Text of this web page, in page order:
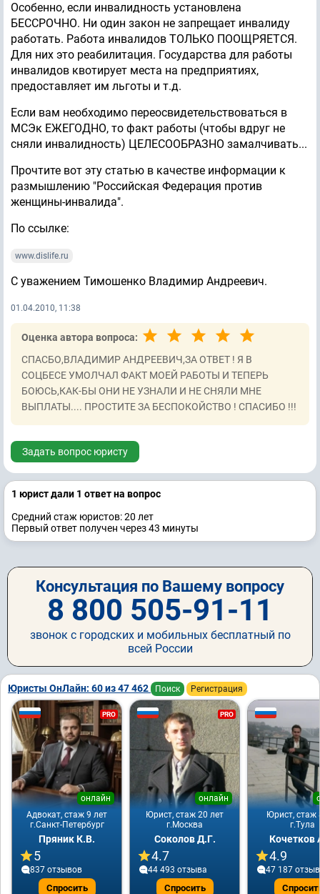
Особенно, если инвалидность установлена
БЕССРОЧНО. Ни один закон не запрещает инвалиду
работать. Работа инвалидов ТОЛЬКО ПООЩРЯЕТСЯ.
Для них это реабилитация. Государства для работы
инвалидов квотирует места на предприятиях,
предоставляет им льготы и т.д.
Если вам необходимо переосвидетельствоваться в
МСЭк ЕЖЕГОДНО, то факт работы (чтобы вдруг не
сняли инвалидность) ЦЕЛЕСООБРАЗНО замалчивать...
Прочтите вот эту статью в качестве информации к
размышлению "Российская Федерация против
женщины-инвалида".
По ссылке:
www.dislife.ru
С уважением Тимошенко Владимир Андреевич.
01.04.2010, 11:38
Оценка автора вопроса:
СПАСБО,ВЛАДИМИР АНДРЕЕВИЧ,ЗА ОТВЕТ ! Я В
СОЦБЕСЕ УМОЛЧАЛ ФАКТ МОЕЙ РАБОТЫ И ТЕПЕРЬ
БОЮСЬ,КАК-БЫ ОНИ НЕ УЗНАЛИ И НЕ СНЯЛИ МНЕ
ВЫПЛАТЫ.... ПРОСТИТЕ ЗА БЕСПОКОЙСТВО ! СПАСИБО !!!
Задать вопрос юристу
1 юрист дали 1 ответ на вопрос
Средний стаж юристов: 20 лет
Первый ответ получен через 43 минуты
Консультация по Вашему вопросу
8 800 505-91-11
звонок с городских и мобильных бесплатный по
всей России
Юристы ОнЛайн: 60 из 47 462 Поиск Регистрация
PRO
Адвокат, стаж 9 лет
онлайн
г.Санкт-Петербург
Пряник К.В.
5
837 отзывов
Спросить
PRO
Юрист, стаж 20 лет
онлайн
г.Москва
Соколов Д.Г.
4.7
44 493 отзывa
Спросить
Юрист, стаж
г.Тула
Кочетков
4.9
47 187